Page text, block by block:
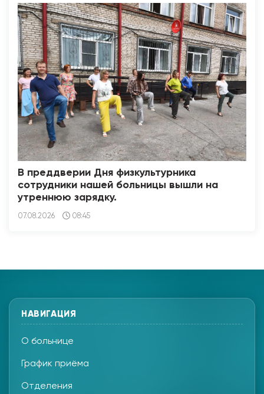
В преддверии Дня физкультурника
сотрудники нашей больницы вышли на
утреннюю зарядку.
07.08.2026 08:45
НАВИГАЦИЯ
О больнице
График приёма
Отделения